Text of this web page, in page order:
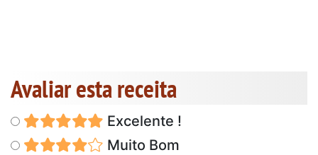
Avaliar esta receita
Excelente !
Muito Bom